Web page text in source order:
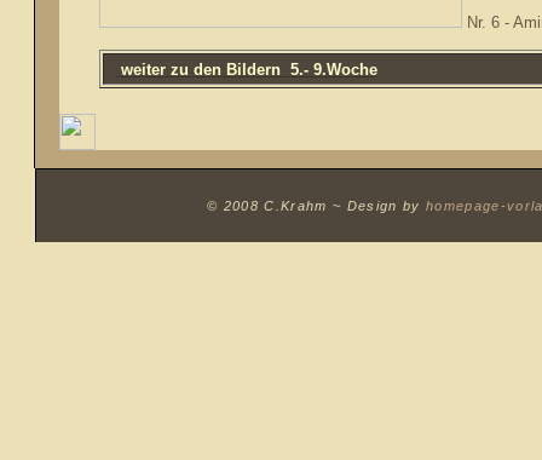
Nr. 6 -
weiter zu den Bildern 5.- 9.Woche
© 2008 C.Krahm ~ Design by homepage-